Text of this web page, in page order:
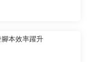
本效率躍升